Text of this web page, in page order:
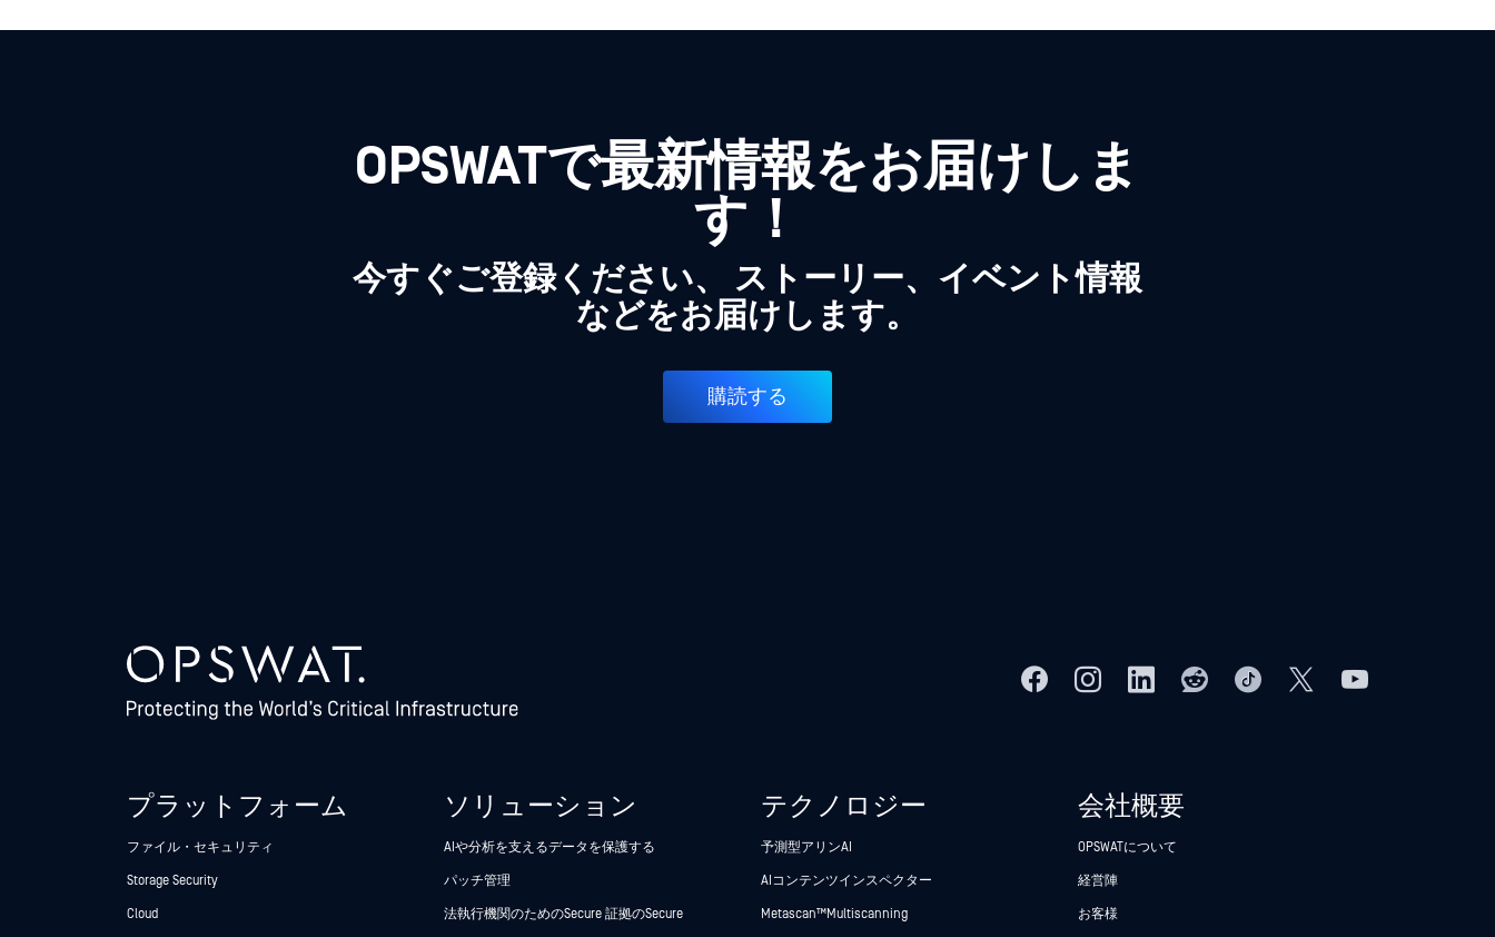
OPSWATで最新情報をお届けしま
す！
今すぐご登録ください、 ストーリー、イベント情報
などをお届けします。
購読する
プラットフォーム
ファイル・セキュリティ
Storage Security
Cloud
ソリューション
AIや分析を支えるデータを保護する
パッチ管理
法執行機関のためのSecure 証拠のSecure
テクノロジー
予測型アリンAI
AIコンテンツインスペクター
Metascan™ Multiscanning
会社概要
OPSWATについて
経営陣
お客様